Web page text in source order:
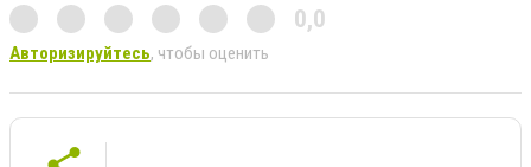
0,0
Авторизируйтесь, чтобы оценить